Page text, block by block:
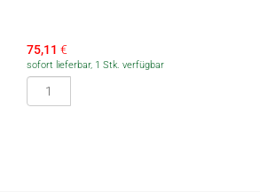
75,11 €
sofort lieferbar, 1 Stk. verfügbar